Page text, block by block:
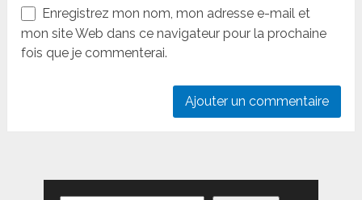
Enregistrez mon nom, mon adresse e-mail et
mon site Web dans ce navigateur pour la prochaine
fois que je commenterai.